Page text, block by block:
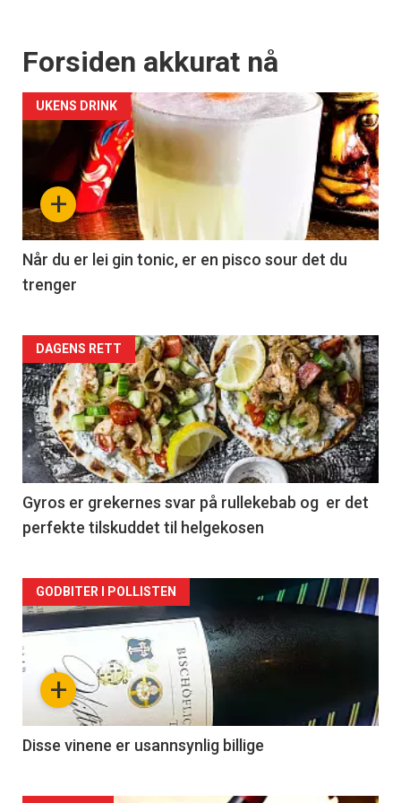
Forsiden akkurat nå
+
UKENS DRINK
Når du er lei gin tonic, er en pisco sour det du
trenger
Forsiden
akkurat
nå
-
2
DAGENS RETT
Gyros er grekernes svar på rullekebab og er det
perfekte tilskuddet til helgekosen
Forsiden
akkurat
nå
3
+
GODBITER I POLLISTEN
Disse vinene er usannsynlig billige